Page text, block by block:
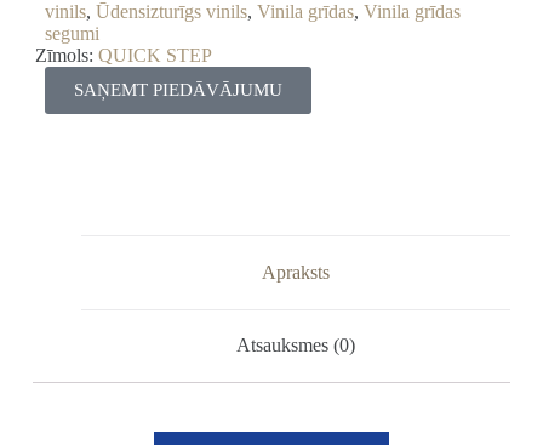
vinils, Ūdensizturīgs vinils, Vinila grīdas, Vinila grīdas
segumi
Zīmols: QUICK STEP
SAŅEMT PIEDĀVĀJUMU
Apraksts
Atsauksmes (0)